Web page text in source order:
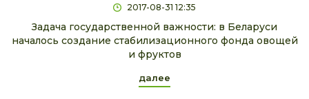
2017-08-31 12:35
Задача государственной важности: в Беларуси
началось создание стабилизационного фонда овощей
и фруктов
далее